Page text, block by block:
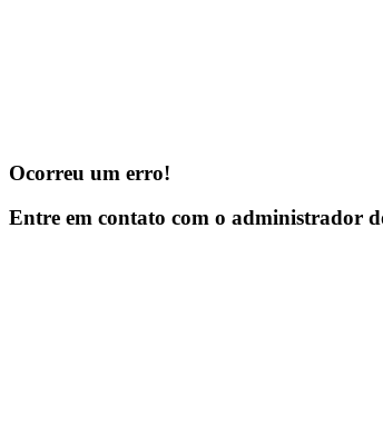
Ocorreu um erro!
Entre em contato com o administrador